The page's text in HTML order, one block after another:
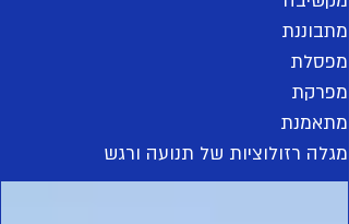
מאטה
מקשיבה
מתבוננת
מפסלת
מפרקת
מתאמנת